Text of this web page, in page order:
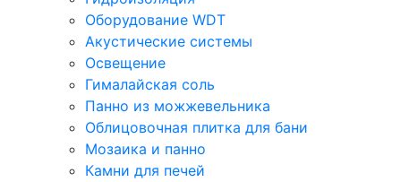
Оборудование WDT
Акустические системы
Освещение
Гималайская соль
Панно из можжевельника
Облицовочная плитка для бани
Мозаика и панно
Камни для печей